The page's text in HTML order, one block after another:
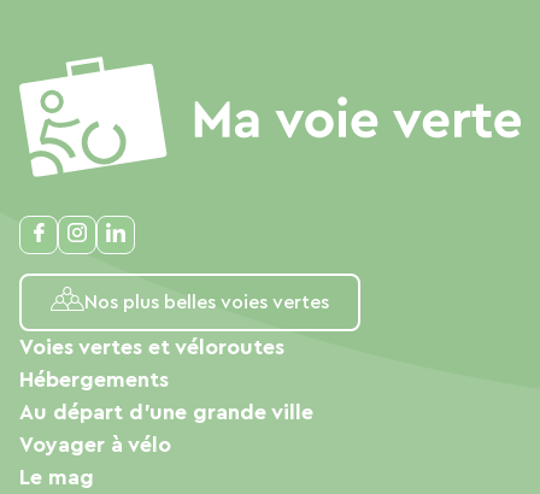
Nos plus belles voies vertes
Voies vertes et véloroutes
Hébergements
Au départ d'une grande ville
Voyager à vélo
Le mag